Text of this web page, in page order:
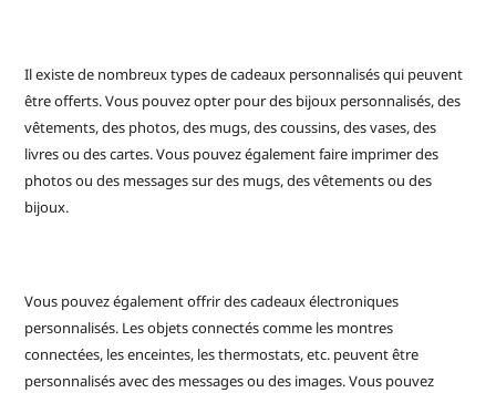
Il existe de nombreux types de cadeaux personnalisés qui peuvent
être offerts. Vous pouvez opter pour des bijoux personnalisés, des
vêtements, des photos, des mugs, des coussins, des vases, des
livres ou des cartes. Vous pouvez également faire imprimer des
photos ou des messages sur des mugs, des vêtements ou des
bijoux.
Vous pouvez également offrir des cadeaux électroniques
personnalisés. Les objets connectés comme les montres
connectées, les enceintes, les thermostats, etc. peuvent être
personnalisés avec des messages ou des images. Vous pouvez